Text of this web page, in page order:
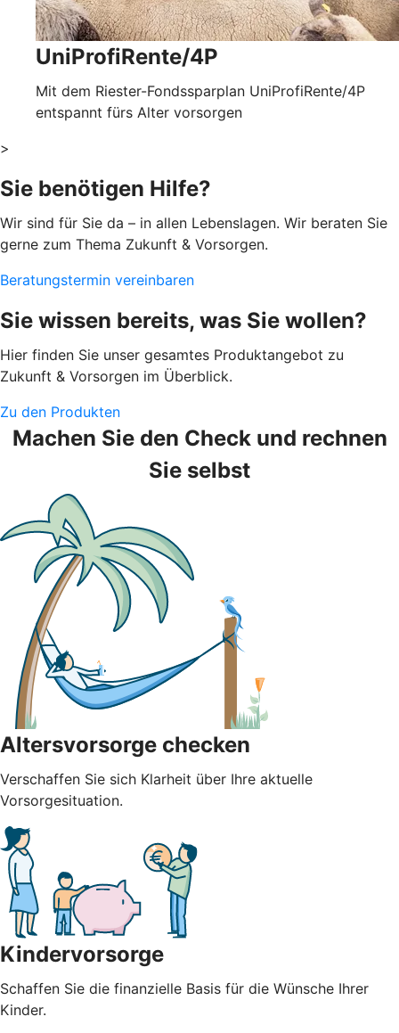
UniProfiRente/4P
Mit dem Riester-Fondssparplan UniProfiRente/4P
entspannt fürs Alter vorsorgen
>
Sie benötigen Hilfe?
Wir sind für Sie da – in allen Lebenslagen. Wir beraten Sie
gerne zum Thema Zukunft & Vorsorgen.
Beratungstermin vereinbaren
Sie wissen bereits, was Sie wollen?
Hier finden Sie unser gesamtes Produktangebot zu
Zukunft & Vorsorgen im Überblick.
Zu den Produkten
Machen Sie den Check und rechnen
Sie selbst
Altersvorsorge checken
Verschaffen Sie sich Klarheit über Ihre aktuelle
Vorsorgesituation.
Kindervorsorge
Schaffen Sie die finanzielle Basis für die Wünsche Ihrer
Kinder.